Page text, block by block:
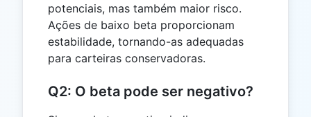
potenciais, mas também maior risco.
Ações de baixo beta proporcionam
estabilidade, tornando-as adequadas
para carteiras conservadoras.
Q2: O beta pode ser negativo?